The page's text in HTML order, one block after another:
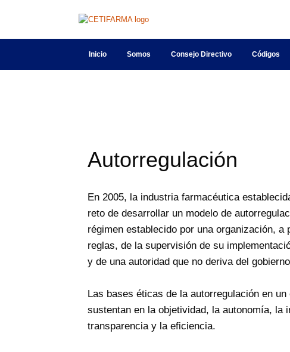
Inicio Somos Consejo Directivo Códigos
Autorregulación
En 2005, la industria farmacéutica
reto de desarrollar un modelo de
régimen establecido por una organización, a
reglas, de la supervisión de su
y de una autoridad que no deriva del
Las bases éticas de la autorregulación en
sustentan en la objetividad, la autonomía, la
transparencia y la eficiencia.